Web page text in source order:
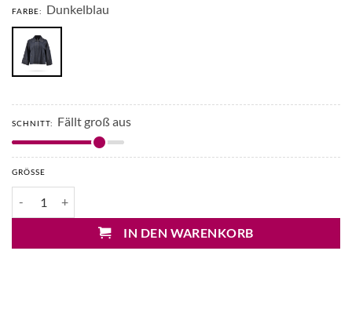
FARBE: Dunkelblau
SCHNITT: Fällt groß aus
GRÖSSE
IN DEN WARENKORB